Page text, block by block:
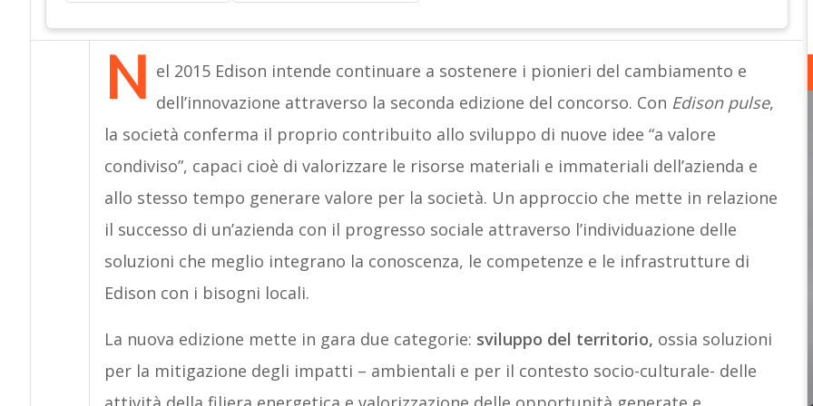
N el 2015 Edison intende continuare a sostenere i pionieri del cambiamento e
dell’innovazione attraverso la seconda edizione del concorso. Con Edison pulse,
la società conferma il proprio contribuito allo sviluppo di nuove idee “a valore
condiviso”, capaci cioè di valorizzare le risorse materiali e immateriali dell’azienda e
allo stesso tempo generare valore per la società. Un approccio che mette in relazione
il successo di un’azienda con il progresso sociale attraverso l’individuazione delle
soluzioni che meglio integrano la conoscenza, le competenze e le infrastrutture di
Edison con i bisogni locali.
La nuova edizione mette in gara due categorie: sviluppo del territorio, ossia soluzioni
per la mitigazione degli impatti – ambientali e per il contesto socio-culturale- delle